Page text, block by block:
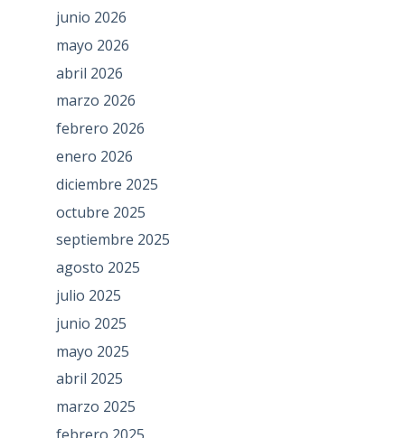
junio 2026
mayo 2026
abril 2026
marzo 2026
febrero 2026
enero 2026
diciembre 2025
octubre 2025
septiembre 2025
agosto 2025
julio 2025
junio 2025
mayo 2025
abril 2025
marzo 2025